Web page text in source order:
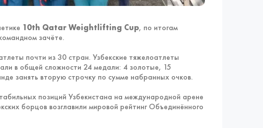
10th Qatar Weightlifting Cup, по итогам
зачёте.
почти из 30 стран. Узбекские тяжелоатлеты
в общей сложности 24 медали: 4 золотые, 15
занять вторую строчку по сумме набранных очков.
позиций Узбекистана на международной арене
борцов возглавили мировой рейтинг Объединённого